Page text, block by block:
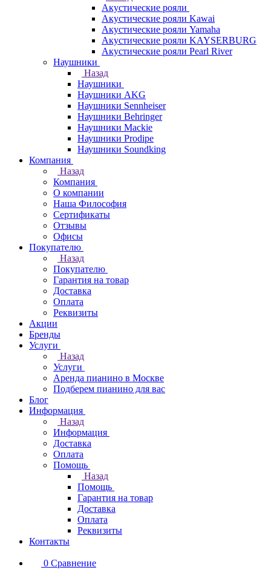
Акустические рояли
Акустические рояли Kawai
Акустические рояли Yamaha
Акустические рояли KAYSERBURG
Акустические рояли Pearl River
Наушники
Назад
Наушники
Наушники AKG
Наушники Sennheiser
Наушники Behringer
Наушники Mackie
Наушники Prodipe
Наушники Soundking
Компания
Назад
Компания
О компании
Наша Философия
Сертификаты
Отзывы
Офисы
Покупателю
Назад
Покупателю
Гарантия на товар
Доставка
Оплата
Реквизиты
Акции
Бренды
Услуги
Назад
Услуги
Аренда пианино в Москве
Подберем пианино для вас
Блог
Информация
Назад
Информация
Доставка
Оплата
Помощь
Назад
Помощь
Гарантия на товар
Доставка
Оплата
Реквизиты
Контакты
0 Сравнение